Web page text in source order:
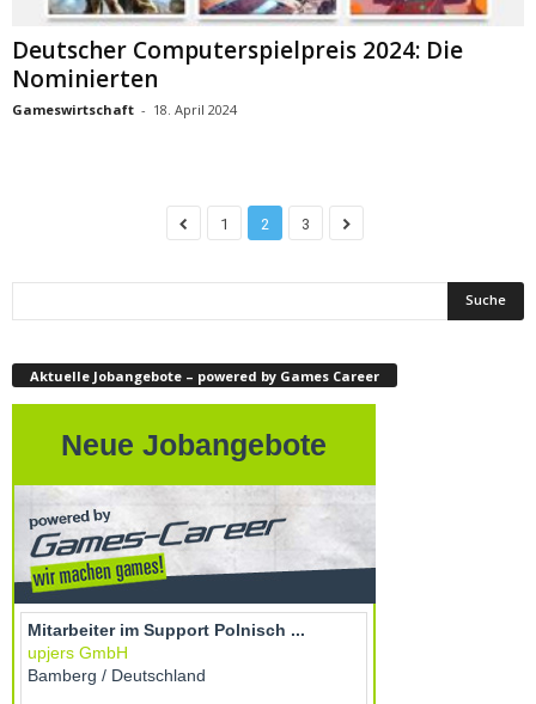
Deutscher Computerspielpreis 2024: Die
Nominierten
Gameswirtschaft - 18. April 2024
1 2 3
Aktuelle Jobangebote – powered by Games Career